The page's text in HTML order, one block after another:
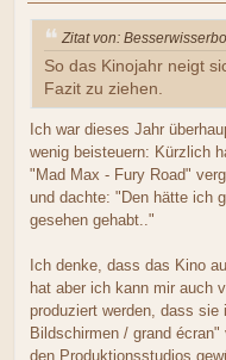
Zitat von:
So das Kinojahr neigt
Fazit zu ziehen.
Ich war dieses Jahr
wenig beisteuern: Kürzlich
"Mad Max - Fury Road"
und dachte: "Den hätte ich
gesehen gehabt.."
Ich denke, dass das Kino
hat aber ich kann mir auch
produziert werden, dass sie
Bildschirmen / grand
den Produktionsstudios